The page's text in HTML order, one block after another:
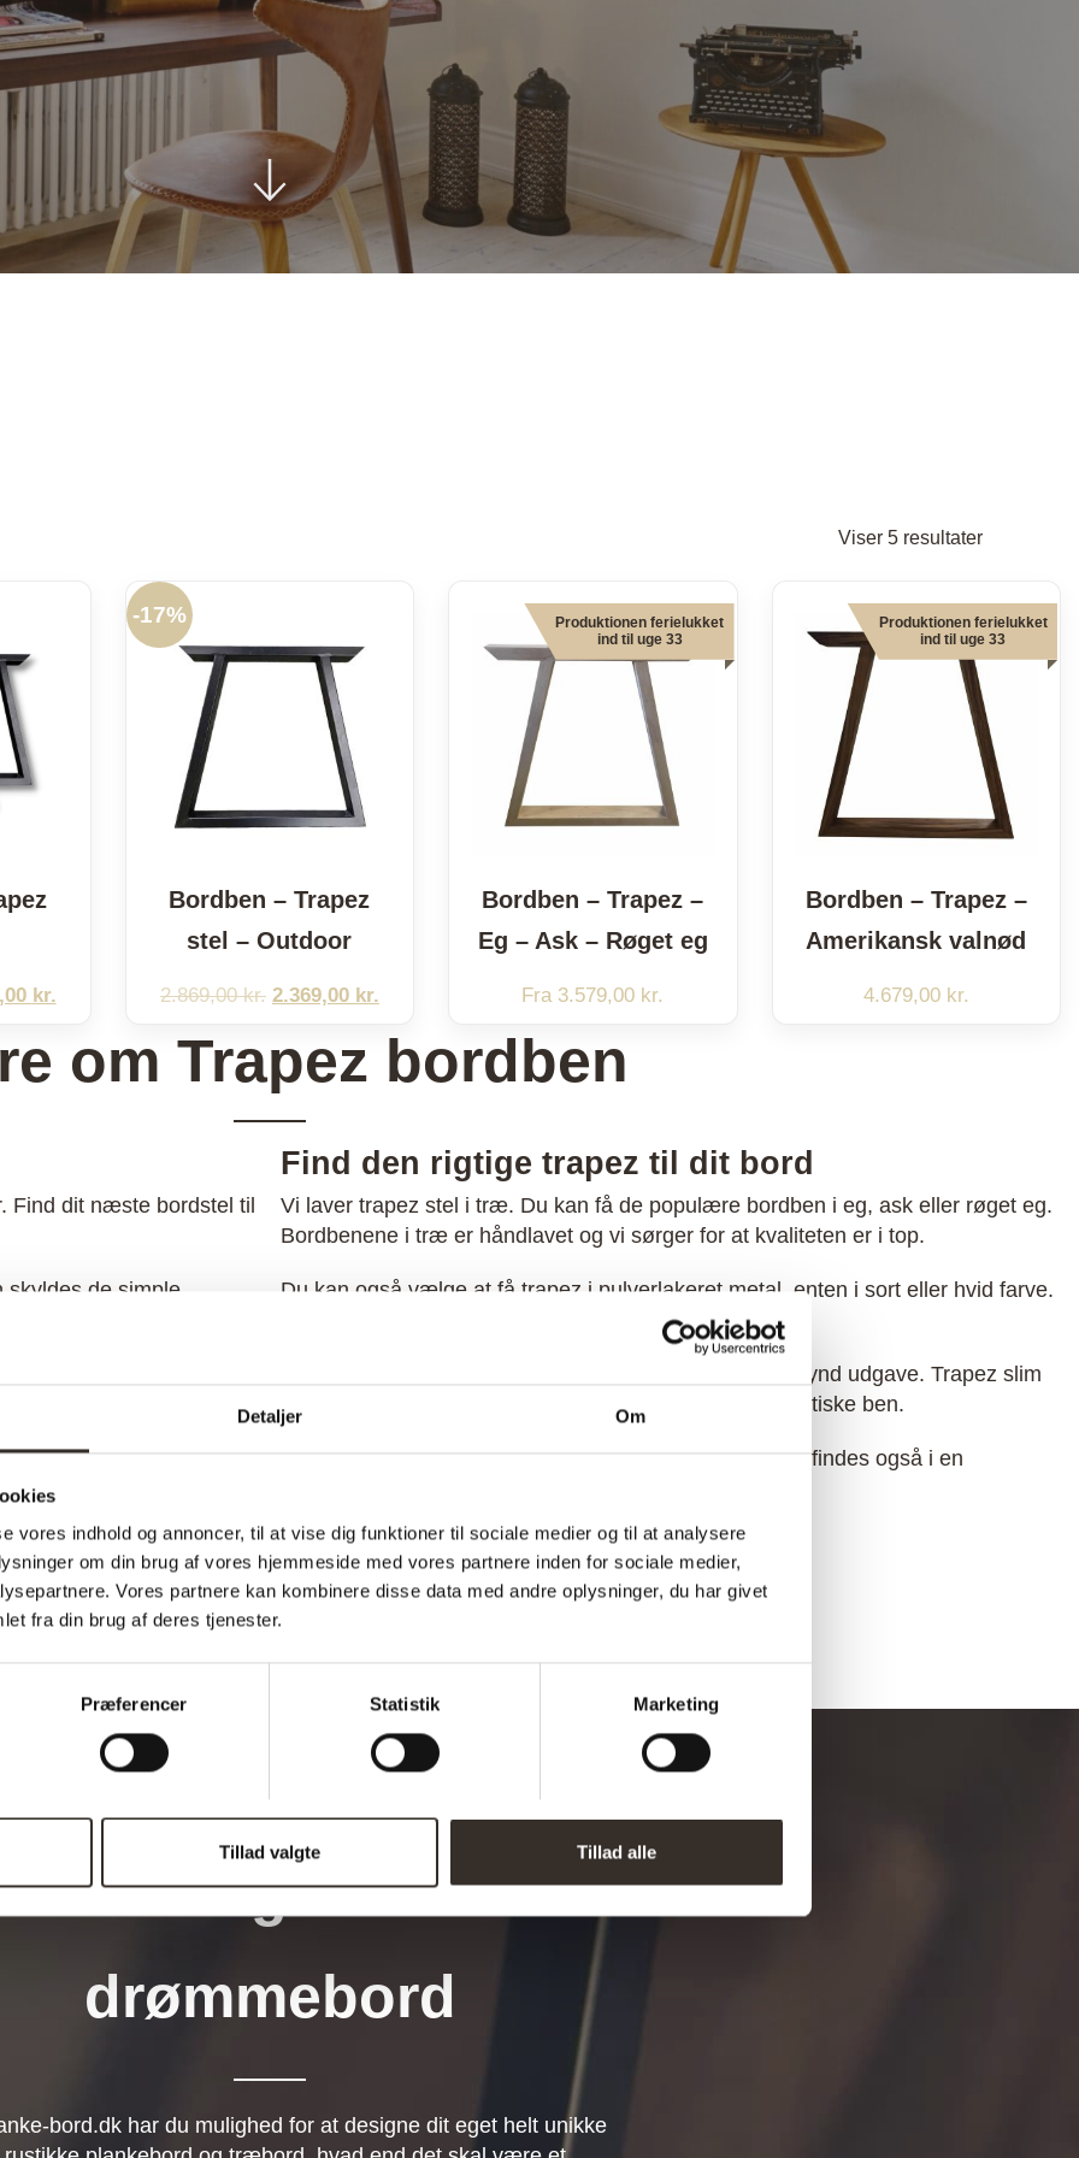
Detaljer Om
vores indhold og annoncer, til at vise dig funktioner til sociale medier og til at analysere
om din brug af vores hjemmeside med vores partnere inden for sociale medier,
Vores partnere kan kombinere disse data med andre oplysninger, du har givet
fra din brug af deres tjenester.
Præferencer Statistik Marketing
Tillad valgte Tillad alle
Stole i træ
Lammeskind og hynder
Spisebord
Spisebordssæt
Udemøbler
Spejle
Kurve
Væghylder
Reoler
Viser 5 resultaterSorteret
popularitet
kr.Den
pris
-17%
Bordben – Trapez
stel – Outdoor
2.869,00kr. Den
pris
var:
2.869,00 kr..
2.369,00 kr.Den
pris
Produktionen ferielukket
ind til uge 33
Bordben – Trapez –
Eg – Ask – Røget eg
Fra 3.579,00 kr.
Produktionen ferielukket
ind til uge 33
Bordben – Trapez –
Amerikansk valnød
4.679,00 kr.
om Trapez bordben
Find dit næste bordstel til
skyldes de simple
kendt form indenfor
Hvis de 2
også kaldes for et
kan en firkant,
En retvinklet
to vinkler på 90 grader.
Find den rigtige trapez til dit bord
Vi laver trapez stel i træ. Du kan få de populære bordben i eg, ask eller røget eg.
Bordbenene i træ er håndlavet og vi sørger for at kvaliteten er i top.
Du kan også vælge at få trapez i pulverlakeret metal, enten i sort eller hvid farve.
Du kan få dem til både spisebord eller bænk.
Vores trapez stel er så populært at vi har fået lavet en tynd udgave. Trapez slim
giver dig et flot moderne udtryk med de tynde minimalistiske ben.
Mangler du bordben til udendørs brug? Trapez benene findes også i en
Køb dit Trapez stel her.
Design dit
drømmebord
bord.dk har du mulighed for at designe dit eget helt unikke